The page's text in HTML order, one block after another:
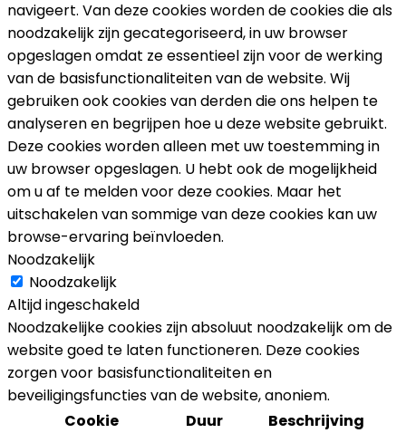
navigeert. Van deze cookies worden de cookies die als
noodzakelijk zijn gecategoriseerd, in uw browser
opgeslagen omdat ze essentieel zijn voor de werking
van de basisfunctionaliteiten van de website. Wij
gebruiken ook cookies van derden die ons helpen te
analyseren en begrijpen hoe u deze website gebruikt.
Deze cookies worden alleen met uw toestemming in
uw browser opgeslagen. U hebt ook de mogelijkheid
om u af te melden voor deze cookies. Maar het
uitschakelen van sommige van deze cookies kan uw
browse-ervaring beïnvloeden.
Noodzakelijk
Noodzakelijk
Altijd ingeschakeld
Noodzakelijke cookies zijn absoluut noodzakelijk om de
website goed te laten functioneren. Deze cookies
zorgen voor basisfunctionaliteiten en
beveiligingsfuncties van de website, anoniem.
Cookie
Duur Beschrijving